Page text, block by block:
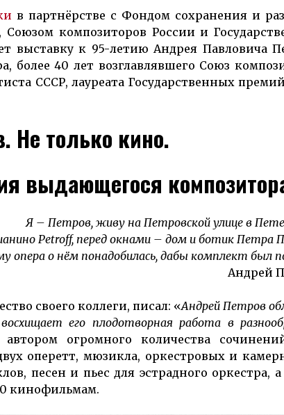
в парт­нёр­стве с Фон­дом со­хра­не­ния и
Сою­зом ком­по­зи­то­ров Рос­сии и
выставку к 95-летию Андрея Пав­ло­ви­ча
бо­лее 40 лет воз­главлявшего Союз
СССР, лауреата Государственных
Не только кино.
выдающегося
Я – Петров, живу на Петровской улице в
Petroff, перед окнами – дом и ботик Петра
опера о нём понадобилась, дабы комплект был
Андрей
своего коллеги, писал: «Андрей Пет­ров
его пло­дотворная работа в
ог­ромного ко­личества
оперетт, мюзикла, ор­кестровых и
песен и пьес для эстрадного оркестра,
кинофильмам.